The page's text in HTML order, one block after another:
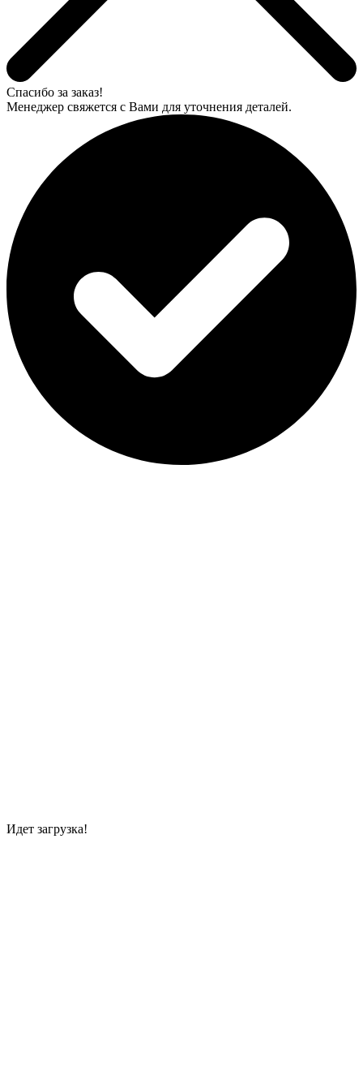
Спасибо за заказ!
Менеджер свяжется с Вами для уточнения деталей.
Идет загрузка!